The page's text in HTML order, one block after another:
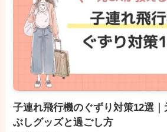
子連れ飛行機のぐずり対策12選
ぶしグッズと過ごし方